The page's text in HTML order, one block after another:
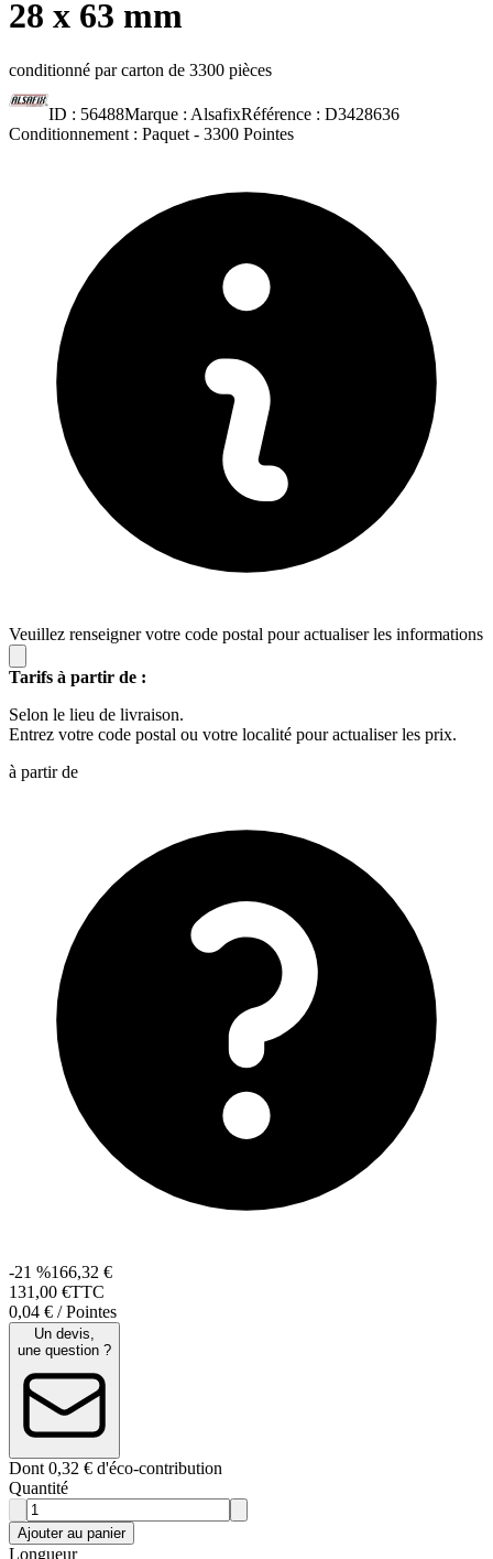
28 x 63 mm
conditionné par carton de 3300 pièces
ID : 56488Marque : AlsafixRéférence : D3428636
Conditionnement : Paquet - 3300 Pointes
Veuillez renseigner votre code postal pour actualiser les informations
Tarifs à partir de :
Selon le lieu de livraison.
Entrez votre code postal ou votre localité pour actualiser les prix.
à partir de
-21 %166,32 €
131 ,00 €TTC
0,04 € / Pointes
Un devis,
une question ?
Dont 0,32 € d'éco-contribution
Quantité
Ajouter au panier
Longueur